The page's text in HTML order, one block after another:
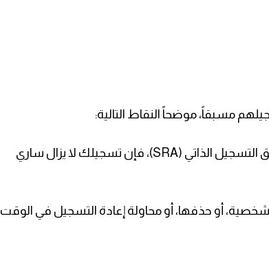
مسبقاً، موضحاً النقاط التالية:
1. ​صلاحية التسجيل: إذا كنت مسجلاً بالفعل في تطبيق التسجيل الذاتي (SRA)، فإن تسجيلك لا يزال ساري
أو حذفها، أو محاولة إعادة التسجيل في الوقت